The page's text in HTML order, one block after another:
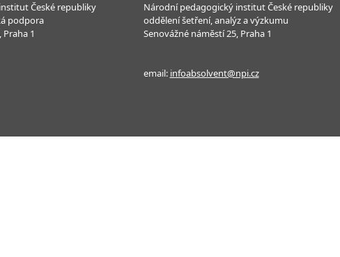
České republiky
podpora
1
Národní pedagogický institut České republiky
oddělení šetření, analýz a výzkumu
Senovážné náměstí 25, Praha 1
email: infoabsolvent@npi.cz